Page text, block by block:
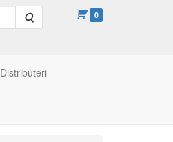
Pretraga 0
Distributeri